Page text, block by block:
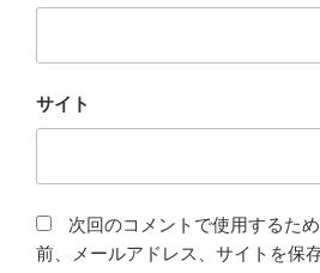
サイト
次回のコメントで使用するた
前、メールアドレス、サイトを保存